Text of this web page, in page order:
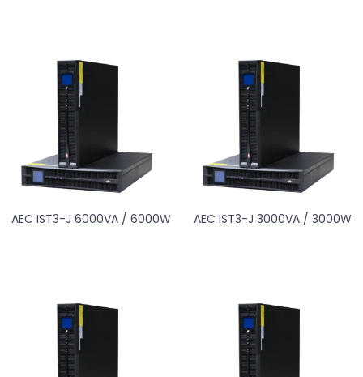
AEC IST3-J 6000VA / 6000W AEC IST3-J 3000VA / 3000W